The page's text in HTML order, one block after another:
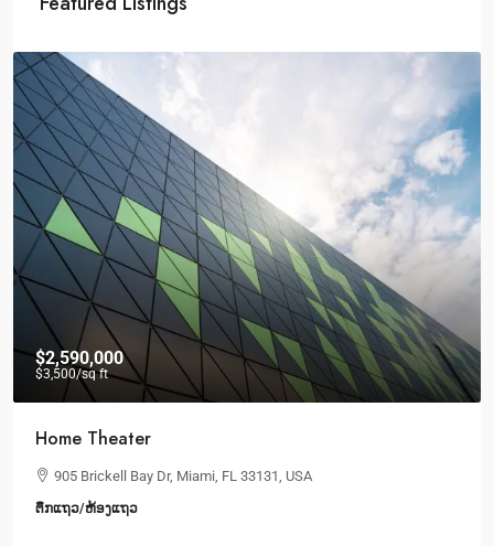
$2,590,000
$3,500/sq ft
Home Theater
905 Brickell Bay Dr, Miami, FL 33131, USA
ຕຶກແຖວ/ຫ້ອງແຖວ